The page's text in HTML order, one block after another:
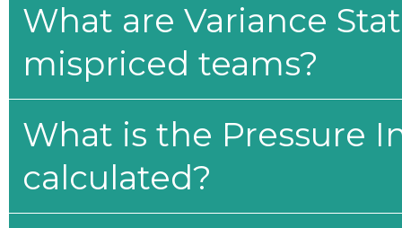
What are Variance
mispriced teams?
What is the Pressure
calculated?